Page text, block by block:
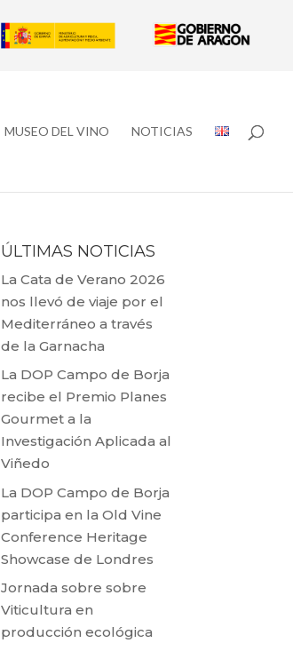
MUSEO DEL VINO NOTICIAS
ÚLTIMAS NOTICIAS
La Cata de Verano 2026
nos llevó de viaje por el
Mediterráneo a través
de la Garnacha
La DOP Campo de Borja
recibe el Premio Planes
Gourmet a la
Investigación Aplicada al
Viñedo
La DOP Campo de Borja
participa en la Old Vine
Conference Heritage
Showcase de Londres
Jornada sobre sobre
Viticultura en
producción ecológica